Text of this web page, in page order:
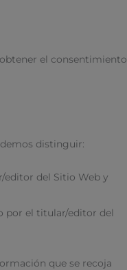
el consentimiento
distinguir:
editor del Sitio Web y
por el titular/editor del
que se recoja